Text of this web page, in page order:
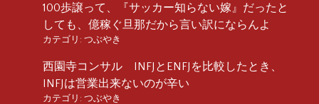
100歩譲って、『サッカー知らない嫁』だったと
しても、億稼ぐ旦那だから言い訳にならんよ
カテゴリ: つぶやき
西園寺コンサル INFJとENFJを比較したとき、
INFJは営業出来ないのが辛い
カテゴリ: つぶやき